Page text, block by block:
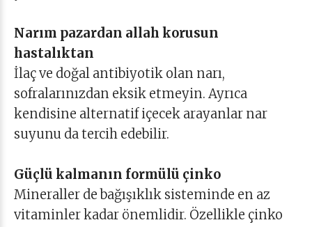
Narım pazardan allah korusun
hastalıktan
İlaç ve doğal antibiyotik olan narı,
sofralarınızdan eksik etmeyin. Ayrıca
kendisine alternatif içecek arayanlar nar
suyunu da tercih edebilir.
Güçlü kalmanın formülü çinko
Mineraller de bağışıklık sisteminde en az
vitaminler kadar önemlidir. Özellikle çinko